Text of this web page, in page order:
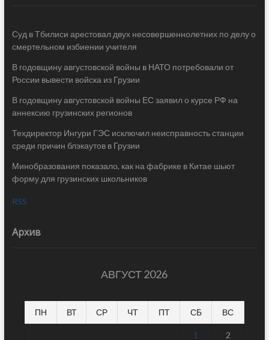
Суд в Тбилиси арестовал двух несовершеннолетних по делу о
смертельном избиении учителя
В годовщину августовской войны в НАТО потребовали от
России вывести войска из Грузии
В годовщину августовской войны ЕС заявил о курсе РФ на
аннексию грузинских регионов
Техдиректор Ингури ГЭС исключил неисправность станции
среди причин блэкаутов в Грузии
Минобразования показало, как на фабрике в Китае шьют
форму для грузинских школьников
RSS
Архив
АВГУСТ 2026
ПН ВТ СР ЧТ ПТ СБ ВС
1 2